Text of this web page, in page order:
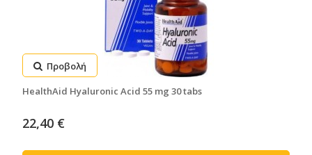
Προβολή
HealthAid Hyaluronic Acid 55 mg 30 tabs
22,40 €